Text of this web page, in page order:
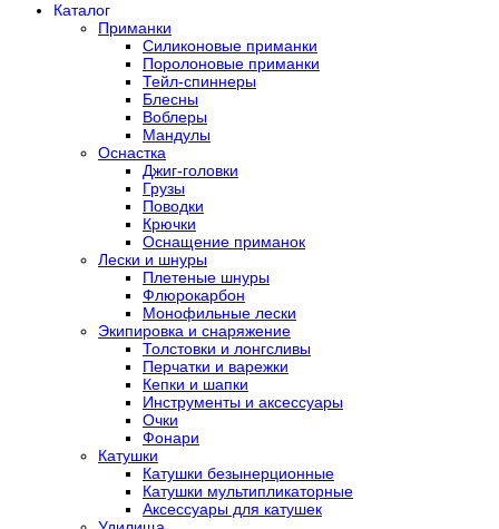
Каталог
Приманки
Силиконовые приманки
Поролоновые приманки
Тейл-спиннеры
Блесны
Воблеры
Мандулы
Оснастка
Джиг-головки
Грузы
Поводки
Крючки
Оснащение приманок
Лески и шнуры
Плетеные шнуры
Флюрокарбон
Монофильные лески
Экипировка и снаряжение
Толстовки и лонгсливы
Перчатки и варежки
Кепки и шапки
Инструменты и аксессуары
Очки
Фонари
Катушки
Катушки безынерционные
Катушки мультипликаторные
Аксессуары для катушек